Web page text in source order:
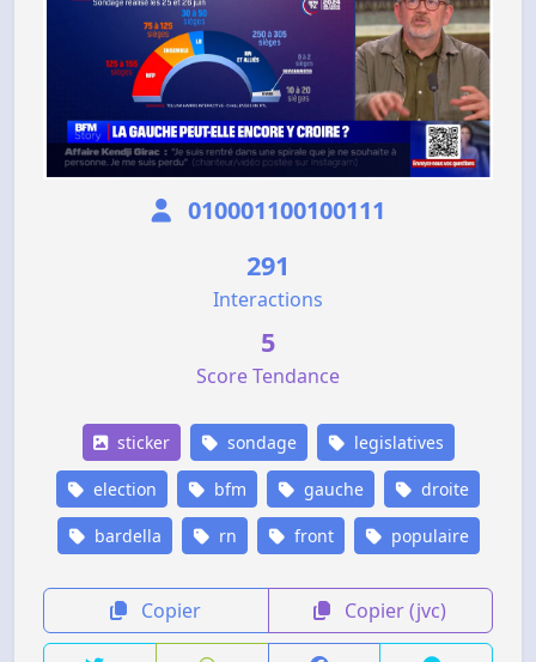
010001100100111
291
Interactions
5
Score Tendance
sticker sondage legislatives
election bfm gauche droite
bardella rn front populaire
Copier Copier (jvc)